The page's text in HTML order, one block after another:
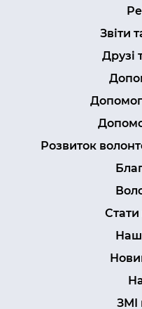
Звіти
Друзі
Розвиток
ЗМІ